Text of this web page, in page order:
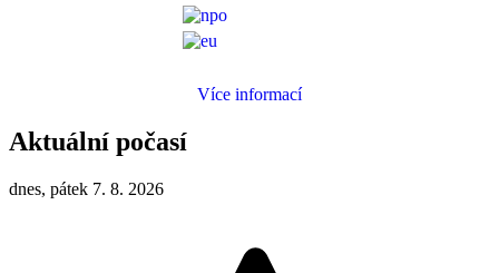
Více informací
Aktuální počasí
dnes, pátek 7. 8. 2026